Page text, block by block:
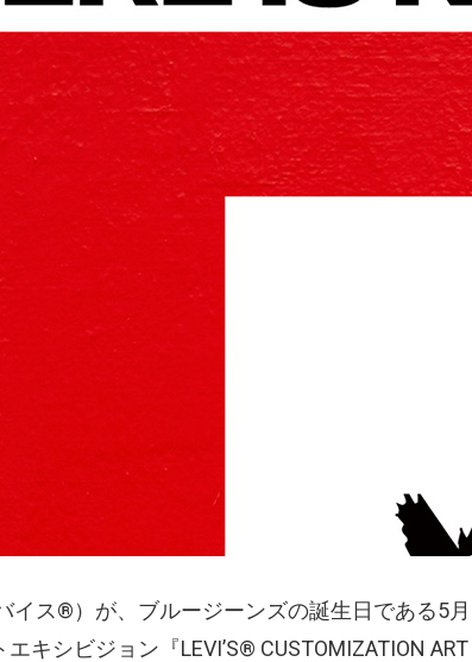
イス®）が、ブルージーンズの誕生日である5
キシビジョン『LEVI’S® CUSTOMIZATION ART